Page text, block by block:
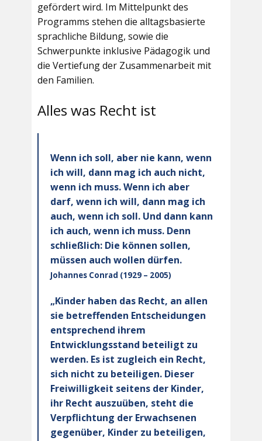
gefördert wird. Im Mittelpunkt des
Programms stehen die alltagsbasierte
sprachliche Bildung, sowie die
Schwerpunkte inklusive Pädagogik und
die Vertiefung der Zusammenarbeit mit
den Familien.
Alles was Recht ist
Wenn ich soll, aber nie kann, wenn
ich will, dann mag ich auch nicht,
wenn ich muss. Wenn ich aber
darf, wenn ich will, dann mag ich
auch, wenn ich soll. Und dann kann
ich auch, wenn ich muss. Denn
schließlich: Die können sollen,
müssen auch wollen dürfen.
Johannes Conrad (1929 – 2005)
„Kinder haben das Recht, an allen
sie betreffenden Entscheidungen
entsprechend ihrem
Entwicklungsstand beteiligt zu
werden. Es ist zugleich ein Recht,
sich nicht zu beteiligen. Dieser
Freiwilligkeit seitens der Kinder,
ihr Recht auszuüben, steht die
Verpflichtung der Erwachsenen
gegenüber, Kinder zu beteiligen,